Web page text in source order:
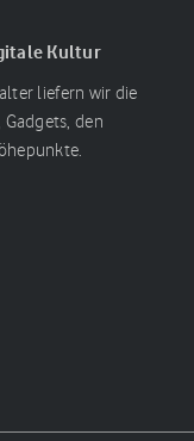
Kultur
liefern wir die
den